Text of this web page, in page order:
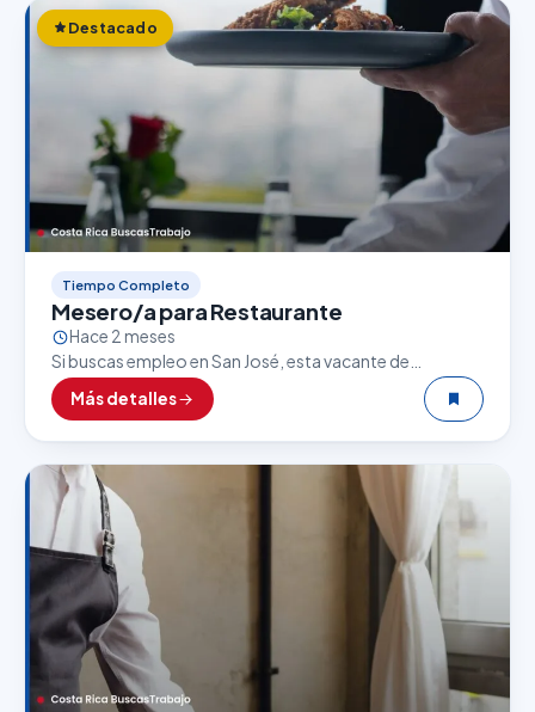
Destacado
Tiempo Completo
Mesero/a para Restaurante
Hace 2 meses
Si buscas empleo en San José, esta vacante de
Mesero/a para Restaurante puede ser una excelente
oportunidad. El sector gastronómico es uno de los…
Más detalles